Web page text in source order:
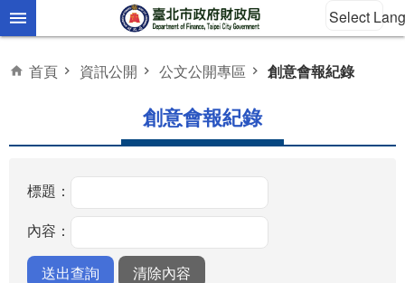
跳到主要內容區塊 Select
首頁 資訊公開 公文公開專區 創意會報紀錄
創意會報紀錄
標題：
內容：